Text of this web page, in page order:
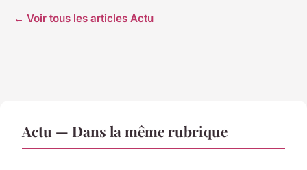
← Voir tous les articles Actu
Actu — Dans la même rubrique